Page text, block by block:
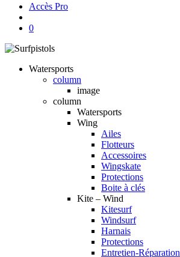
Accès Pro
0
Watersports
column
image
column
Watersports
Wing
Ailes
Flotteurs
Accessoires
Wingskate
Protections
Boite à clés
Kite – Wind
Kitesurf
Windsurf
Harnais
Protections
Entretien-Réparation